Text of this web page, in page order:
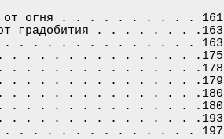
от огня . . . . . . . . . . 161
от градобития . . . . . . . .163
. . . . . . . . . . . . . . 163
. . . . . . . . . . . . . . . . . .175
. . . . . . . . . . . . . . .178
. . . . . . . . . . . . . . . . . .179
. . . . . . . . . . . . . . . . . . .180
. . . . . . . . . . . . . . . . . .180
. . . . . . . . . . . . . . . .193
. . . . . . . . . . . . . . . . . 197